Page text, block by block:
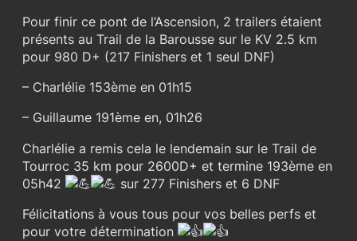
Pour finir ce pont de l’Ascension, 2 trailers étaient
présents au Trail de la Barousse sur le KV 2.5 km
pour 980 D+ (217 Finishers et 1 seul DNF)
– Charlélie 153ème en 01h15
– Guillaume 191ème en, 01h26
Charlélie a remis cela le lendemain sur le Trail de
Tourroc 35 km pour 2600D+ et termine 193ème en
05h42
sur 277 Finishers et 6 DNF
Félicitations à vous tous pour vos belles perfs et
pour votre détermination